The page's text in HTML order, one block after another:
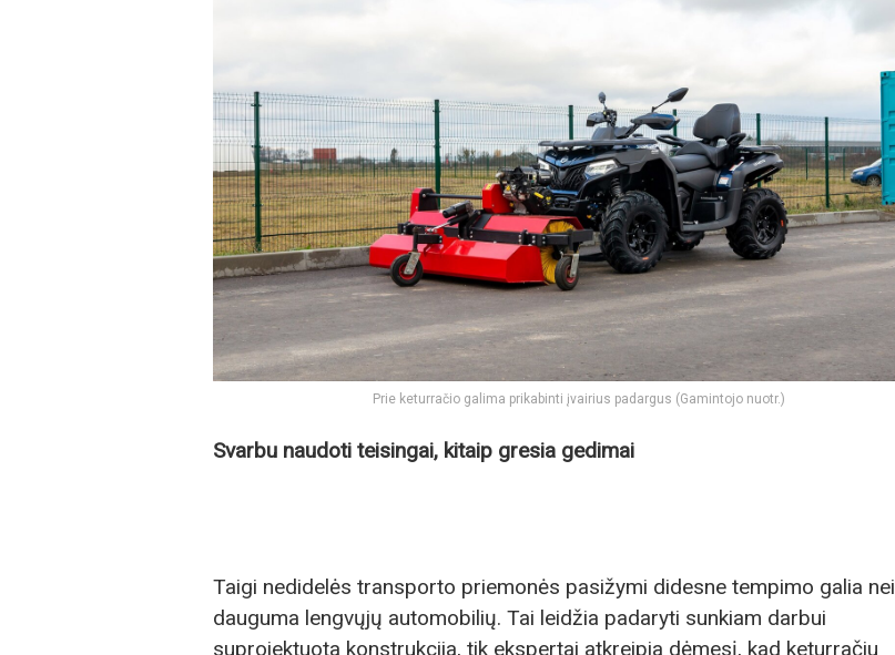
Prie keturračio galima prikabinti įvairius padargus (Gamintojo nuotr.)
Svarbu naudoti teisingai, kitaip gresia gedimai
Taigi nedidelės transporto priemonės pasižymi didesne tempimo galia nei
dauguma lengvųjų automobilių. Tai leidžia padaryti sunkiam darbui
suprojektuota konstrukcija, tik ekspertai atkreipia dėmesį, kad keturračiu